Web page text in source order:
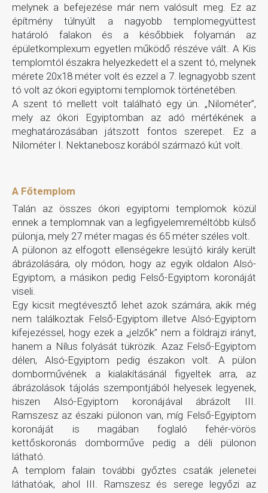
melynek a befejezése már nem valósult meg. Ez az
építmény túlnyúlt a nagyobb templomegyüttest
határoló falakon és a későbbiek folyamán az
épületkomplexum egyetlen működő részéve vált. A Kis
templomtól északra helyezkedett el a szent tó, melynek
mérete 20x18 méter volt és ezzel a 7. legnagyobb szent
tó volt az ókori egyiptomi templomok történetében.
A szent tó mellett volt található egy ún. „Nilométer”,
mely az ókori Egyiptomban az adó mértékének a
meghatározásában játszott fontos szerepet. Ez a
Nilométer I. Nektanebosz korából származó kút volt.
A Főtemplom
Talán az összes ókori egyiptomi templomok közül
ennek a templomnak van a legfigyelemreméltóbb külső
pülonja, mely 27 méter magas és 65 méter széles volt.
A pülonon az elfogott ellenségekre lesújtó király került
ábrázolására, oly módon, hogy az egyik oldalon Alsó-
Egyiptom, a másikon pedig Felső-Egyiptom koronáját
viseli.
Egy kicsit megtévesztő lehet azok számára, akik még
nem találkoztak Felső-Egyiptom illetve Alsó-Egyiptom
kifejezéssel, hogy ezek a „jelzők” nem a földrajzi irányt,
hanem a Nílus folyását tükrözik. Azaz Felső-Egyiptom
délen, Alsó-Egyiptom pedig északon volt. A pülon
domborművének a kialakításánál figyeltek arra, az
ábrázolások tájolás szempontjából helyesek legyenek,
hiszen Alsó-Egyiptom koronájával ábrázolt III.
Ramszesz az északi pülonon van, míg Felső-Egyiptom
koronáját is magában foglaló fehér-vörös
kettőskoronás domborműve pedig a déli pülonon
látható.
A templom falain további győztes csaták jelenetei
láthatóak, ahol III. Ramszesz és serege legyőzi az